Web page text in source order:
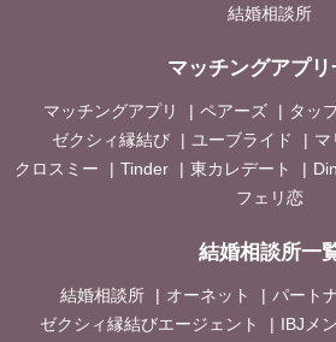
結婚相談所
マッチングアプ
マッチングアプリ ペアーズ タッ
ゼクシィ縁結び
ユーブライド マ
クロスミー
Tinder 東カレデート
フェリ恋
結婚相談所一
結婚相談所 オーネット
パート
ゼクシィ縁結びエージェント
IBJメ